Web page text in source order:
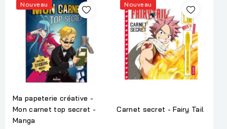
Nouveau
Ma papeterie créative -
Mon carnet top secret -
Manga
Nouveau
Carnet secret - Fairy Tail